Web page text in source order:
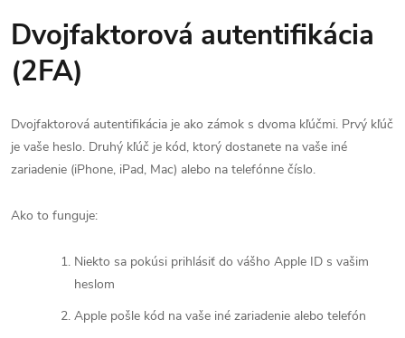
Dvojfaktorová autentifikácia
(2FA)
Dvojfaktorová autentifikácia je ako zámok s dvoma kľúčmi. Prvý kľúč
je vaše heslo. Druhý kľúč je kód, ktorý dostanete na vaše iné
zariadenie (iPhone, iPad, Mac) alebo na telefónne číslo.
Ako to funguje:
Niekto sa pokúsi prihlásiť do vášho Apple ID s vašim
heslom
Apple pošle kód na vaše iné zariadenie alebo telefón